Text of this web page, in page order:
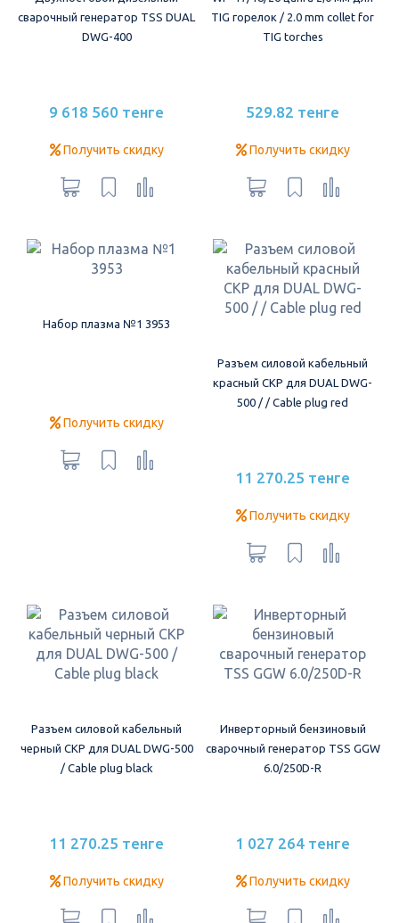
сварочный генератор TSS DUAL
DWG-400
9 618 560 тенге
Получить скидку
TIG горелок / 2.0 mm collet for
TIG torches
529.82 тенге
Получить скидку
Набор плазма №1 3953
Получить скидку
Разъем силовой кабельный
красный СКР для DUAL DWG-
500 / / Cable plug red
11 270.25 тенге
Получить скидку
Разъем силовой кабельный
черный СКР для DUAL DWG-500
/ Cable plug black
11 270.25 тенге
Получить скидку
Инверторный бензиновый
сварочный генератор TSS GGW
6.0/250D-R
1 027 264 тенге
Получить скидку